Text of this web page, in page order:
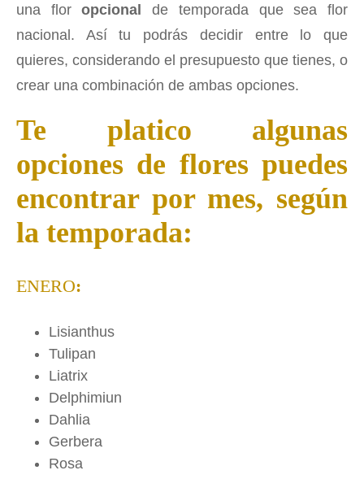
una floropcional de temporada que sea flor
nacional. Así tu podrás decidir entre lo que
quieres, considerando el presupuesto que tienes, o
crear una combinación de ambas opciones.
Te platico algunas
opciones de flores puedes
encontrar por mes, según
la temporada:
ENERO:
Lisianthus
Tulipan
Liatrix
Delphimiun
Dahlia
Gerbera
Rosa